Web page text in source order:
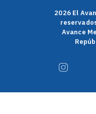
2026 El
Avance